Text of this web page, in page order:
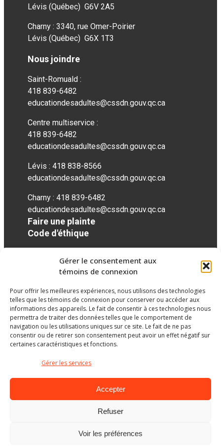
Gérer le consentement aux
témoins de connexion
Pour offrir les meilleures expériences, nous utilisons des technologies
telles que les témoins de connexion pour conserver ou accéder aux
informations des appareils. Le fait de consentir à ces technologies nous
permettra de traiter des données telles que le comportement de
navigation ou les utilisations uniques sur ce site. Le fait de ne pas
consentir ou de retirer son consentement peut avoir un effet négatif sur
certaines caractéristiques et fonctions.
Gérer les services
Accepter
Refuser
Voir les préférences
Lévis (Québec) G6V 2A5
Charny : 3340, rue Omer-Poirier
Lévis (Québec) G6X 1T3
Nous joindre
Saint-Romuald :
418 839-6482
educationdesadultes@cssdn.gouv.qc.ca
Centre multiservice :
418 839-6482
educationdesadultes@cssdn.gouv.qc.ca
Lévis : 418 838-8566
educationdesadultes@cssdn.gouv.qc.ca
Charny : 418 839-6482
educationdesadultes@cssdn.gouv.qc.ca
Faire une plainte
Code d'éthique
Réseaux sociaux
facebook
twittergoogleplusgoogleplusgoogleplus
Ministère de l’Éducation